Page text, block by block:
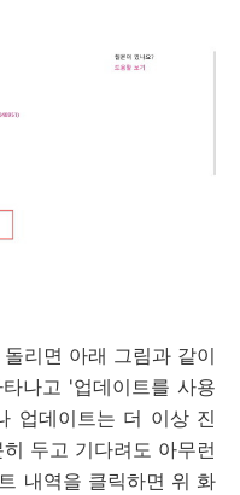
리면 아래 그림과 같이
나고 '업데이트를 사용
업데이트는 더 이상 진
두고 기다려도 아무런
내역을 클릭하면 위 화